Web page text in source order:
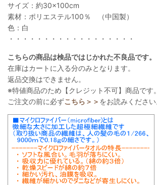
サイズ：約30×100cm
素材：ポリエステル100％ （中国製）
色：白
・・・・・・・・・・・・・・・・・・
こちらの商品は検品ではじかれた不良品です。
在庫はカートに入る分のみとなります。
返品交換はできません。
※特値商品のため【クレジット不可】商品です。
ご注文の前に必ずこちら＞＞ をお読みください